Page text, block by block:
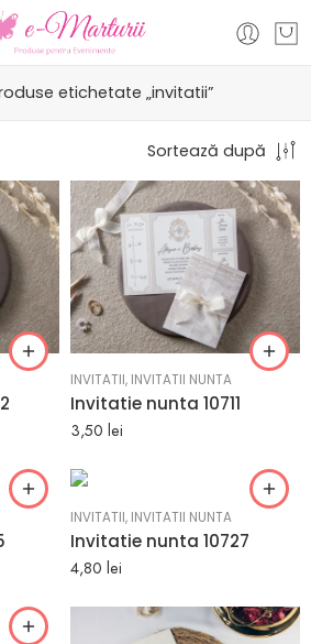
etichetate „invitatii”
Sortează după
INVITATII, INVITATII NUNTA
Invitatie nunta 10711
3,50 lei
INVITATII, INVITATII NUNTA
Invitatie nunta 10727
4,80 lei